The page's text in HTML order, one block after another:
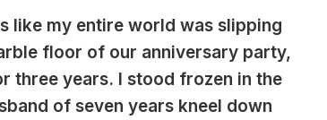
like my entire world was slipping
floor of our anniversary party,
three years. I stood frozen in the
of seven years kneel down